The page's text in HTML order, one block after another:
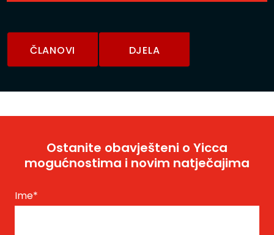
ČLANOVI DJELA
Ostanite obavješteni o Yicca
mogućnostima i novim natječajima
Ime*